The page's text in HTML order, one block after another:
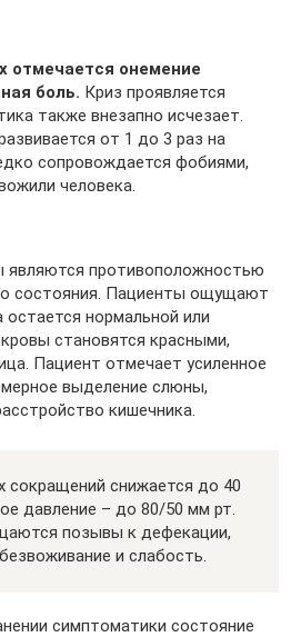
отмечается онемение
боль. Криз проявляется
также внезапно исчезает.
от 1 до 3 раз на
сопровождается фобиями,
человека.
являются противоположностью
состояния. Пациенты ощущают
остается нормальной или
становятся красными,
Пациент отмечает усиленное
выделение слюны,
кишечника.
сокращений снижается до 40
давление – до 80/50 мм рт.
позывы к дефекации,
и слабость.
симптоматики состояние